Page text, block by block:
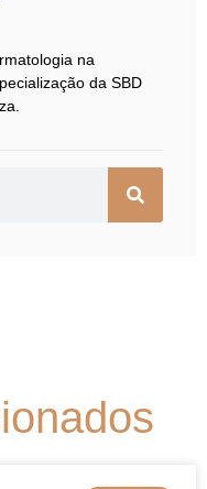
na
da SBD